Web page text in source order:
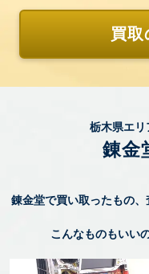
買取
栃木県エリ
錬金
錬金堂で買い取ったもの
こんなものもいい